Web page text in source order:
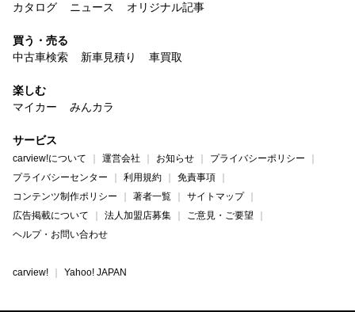
カタログ
ニュース オリジナル記事
買う・売る
中古車検索
新車見積り 車買取
楽しむ
マイカー
みんカラ
サービス
carview!について 運営会社 お知らせ
プライバシーポリシー
プライバシーセンター
利用規約
免責事項
コンテンツ制作ポリシー
著者一覧
サイトマップ
広告掲載について
法人加盟店募集
ご意見・ご要望
ヘルプ・お問い合わせ
carview! Yahoo! JAPAN